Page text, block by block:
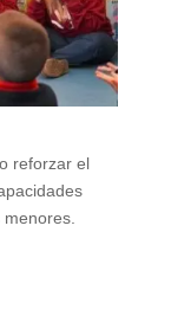
reforzar el